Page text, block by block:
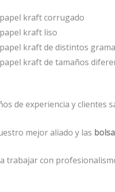
kraft corrugado
kraft liso
kraft de distintos
kraft de tamaños
de experiencia y clientes
mejor aliado y las
trabajar con